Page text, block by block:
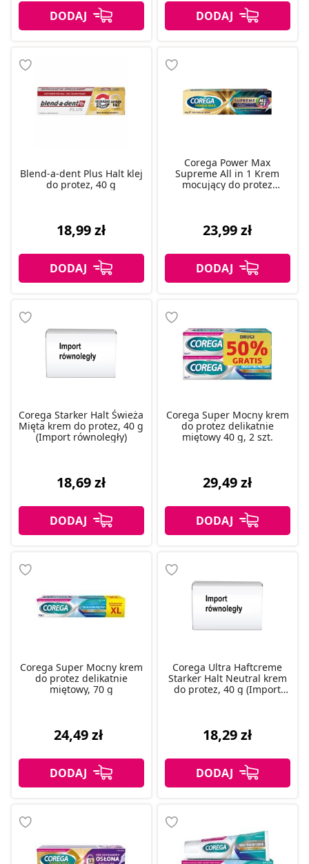
Blend-a-dent Plus Halt klej
do protez, 40 g
18,99 zł
Corega Power Max
Supreme All in 1 Krem
mocujący do protez
23,99 zł
Corega Starker Halt Świeża
Mięta krem do protez, 40 g
(Import równoległy)
18,69 zł
Corega Super Mocny krem
do protez delikatnie
miętowy 40 g, 2 szt.
29,49 zł
Corega Super Mocny krem
do protez delikatnie
miętowy, 70 g
24,49 zł
Corega Ultra Haftcreme
Starker Halt Neutral krem
do protez, 40 g (Import
18,29 zł